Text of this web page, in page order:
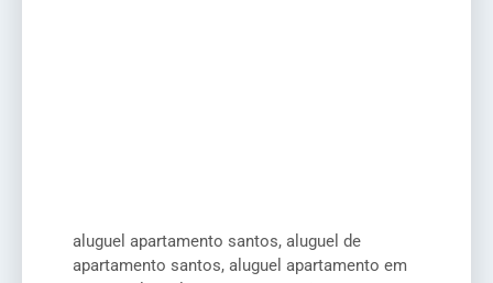
aluguel apartamento santos, aluguel de
apartamento santos, aluguel apartamento em